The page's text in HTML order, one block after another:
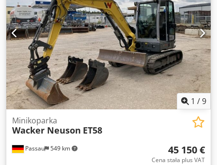
1 /9
Passau 549 km
Minikoparka
Wacker Neuson ET58
45 150 €
Cena stała plus VAT